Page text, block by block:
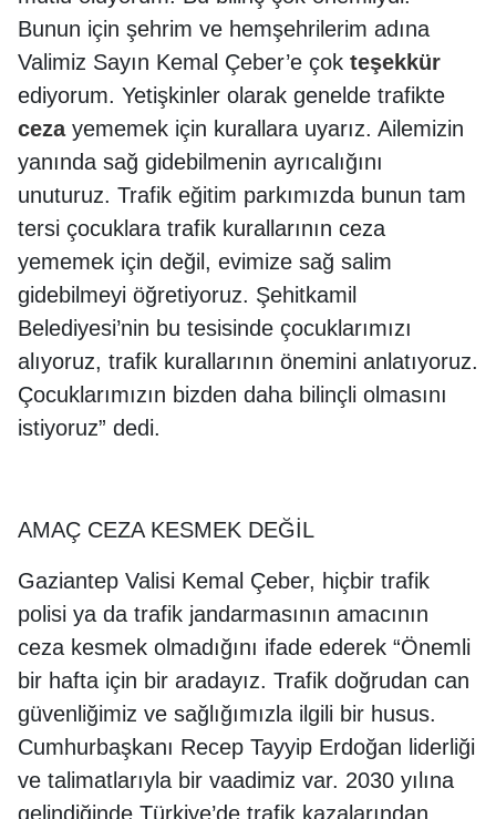
Bunun için şehrim ve hemşehrilerim adına
Valimiz Sayın Kemal Çeber’e çok teşekkür
ediyorum. Yetişkinler olarak genelde trafikte
cezayememek için kurallara uyarız. Ailemizin
yanında sağ gidebilmenin ayrıcalığını
unuturuz. Trafik eğitim parkımızda bunun tam
tersi çocuklara trafik kurallarının ceza
yememek için değil, evimize sağ salim
gidebilmeyi öğretiyoruz. Şehitkamil
Belediyesi’nin bu tesisinde çocuklarımızı
alıyoruz, trafik kurallarının önemini anlatıyoruz.
Çocuklarımızın bizden daha bilinçli olmasını
istiyoruz” dedi.
AMAÇ CEZA KESMEK DEĞİL
Gaziantep Valisi Kemal Çeber, hiçbir trafik
polisi ya da trafik jandarmasının amacının
ceza kesmek olmadığını ifade ederek “Önemli
bir hafta için bir aradayız. Trafik doğrudan can
güvenliğimiz ve sağlığımızla ilgili bir husus.
Cumhurbaşkanı Recep Tayyip Erdoğan liderliği
ve talimatlarıyla bir vaadimiz var. 2030 yılına
gelindiğinde Türkiye’de trafik kazalarından